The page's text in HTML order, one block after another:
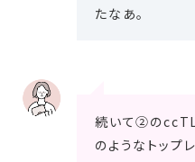
たなあ。
続いて②の
のようなトップ